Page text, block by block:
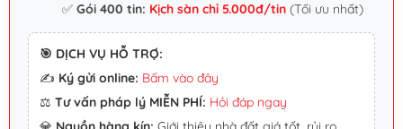
✅Gói 400 tin: Kịch sàn chỉ 5.000đ/tin (Tối ưu nhất)
🎯 DỊCH VỤ HỖ TRỢ:
✍️ Ký gửi online: Bấm vào đây
⚖️ Tư vấn pháp lý MIỄN PHÍ: Hỏi đáp ngay